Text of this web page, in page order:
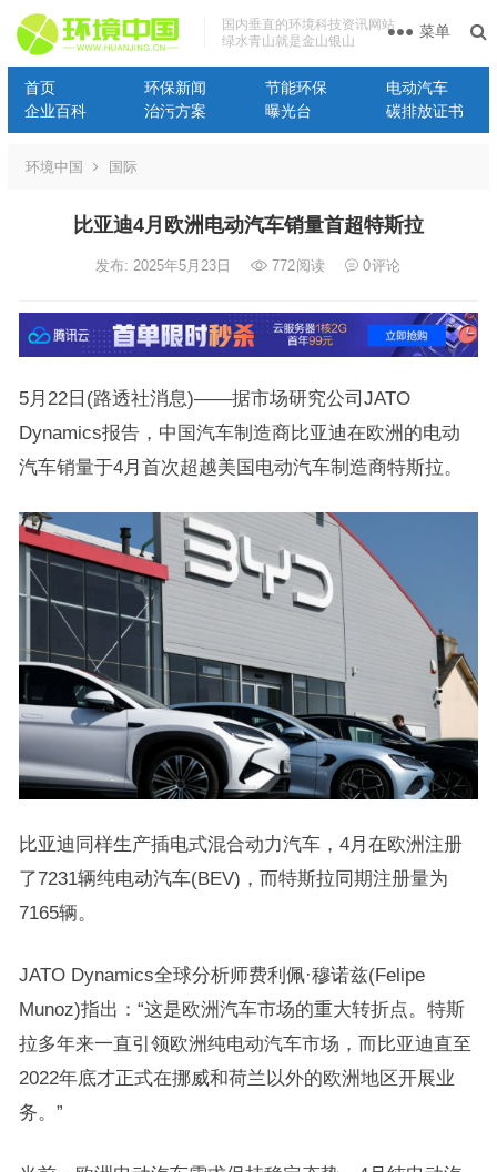
国内垂直的环境科技资讯网站
绿水青山就是金山银山
首页 环保新闻 节能环保
电动汽车
企业百科
治污方案 曝光台 碳排放证书
菜单
环境中国 国际
比亚迪4月欧洲电动汽车销量首超特斯拉
发布: 2025年5月23日 772阅读 0评论
5月22日(路透社消息)——据市场研究公司JATO
Dynamics报告，中国汽车制造商比亚迪在欧洲的电动
汽车销量于4月首次超越美国电动汽车制造商特斯拉。
比亚迪同样生产插电式混合动力汽车，4月在欧洲注册
了7231辆纯电动汽车(BEV)，而特斯拉同期注册量为
7165辆。
JATO Dynamics全球分析师费利佩·穆诺兹(Felipe
Munoz)指出：“这是欧洲汽车市场的重大转折点。特斯
拉多年来一直引领欧洲纯电动汽车市场，而比亚迪直至
2022年底才正式在挪威和荷兰以外的欧洲地区开展业
务。”